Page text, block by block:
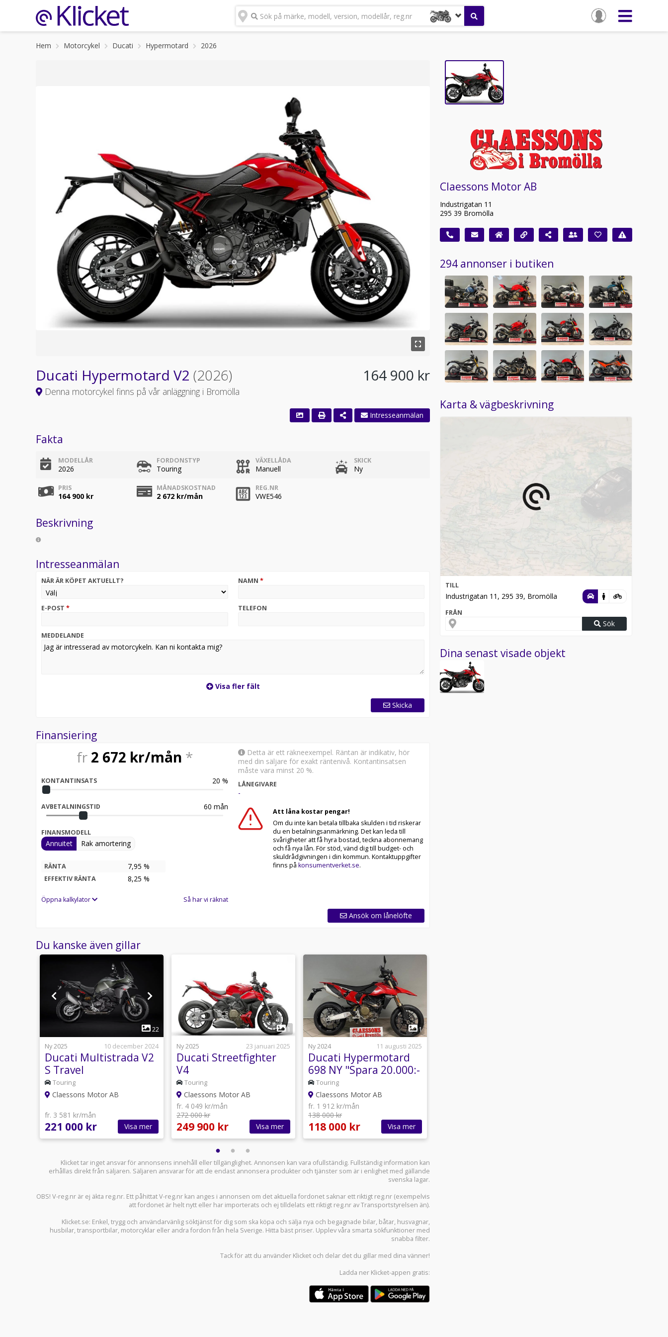
Sök på märke, modell, version, modellår, reg.nr
Hem Motorcykel Ducati Hypermotard 2026
Ducati Hypermotard V2 (2026)
Denna motorcykel finns på vår anläggning i Bromölla
164 900 kr
Fakta
MODELLÅR
2026
FORDONSTYP
Touring
VÄXELLÅDA
Manuell
SKICK
Ny
PRIS
164 900 kr
MÅNADSKOSTNAD
2 672 kr/mån
REG.NR
VWE546
Beskrivning
Intresseanmälan
NÄR ÄR KÖPET AKTUELLT? NAMN *
E-POST * TELEFON
MEDDELANDE
Visa fler fält
Skicka
Finansiering
fr 2 672 kr/mån *
KONTANTINSATS 20 %
AVBETALNINGSTID 60 mån
FINANSMODELL
Annuitet Rak amortering
RÄNTA 7,95 %
EFFEKTIV RÄNTA 8,25 %
Öppna kalkylator Så har vi räknat
Detta är ett räkneexempel. Räntan är indikativ, hör
med din säljare för exakt räntenivå. Kontantinsatsen
måste vara minst 20 %.
LÅNEGIVARE
-
Att låna kostar pengar!
Om du inte kan betala tillbaka skulden i tid riskerar
du en betalningsanmärkning. Det kan leda till
svårigheter att få hyra bostad, teckna abonnemang
och få nya lån. För stöd, vänd dig till budget- och
skuldrådgivningen i din kommun. Kontaktuppgifter
finns på konsumentverket.se.
Ansök om lånelöfte
Du kanske även gillar
22
Ny 2025
10 december 2024
Ducati Multistrada V2
S Travel
Touring
Claessons Motor AB
fr. 3 581 kr/mån
221 000 kr Visa mer
1
Ny 2025
23 januari 2025
Ducati Streetfighter
V4
Touring
Claessons Motor AB
fr. 4 049 kr/mån
272 000 kr
249 900 kr Visa mer
1
Ny 2024
11 augusti 2025
Ducati Hypermotard
698 NY "Spara 20.000:-
* Touring
Claessons Motor AB
fr. 1 912 kr/mån
138 000 kr
118 000 kr Visa mer
Klicket tar inget ansvar för annonsens innehåll eller tillgänglighet. Annonsen kan vara ofullständig. Fullständig information kan
erhållas direkt från säljaren. Säljaren ansvarar för att de endast annonsera produkter och tjänster som är i enlighet med gällande
svenska lagar.
OBS! V-reg.nr är ej äkta reg.nr. Ett påhittat V-reg.nr kan anges i annonsen om det aktuella fordonet saknar ett riktigt reg.nr (exempelvis
att fordonet är helt nytt eller har importerats och ej tilldelats ett riktigt reg.nr av Transportstyrelsen än).
Klicket.se: Enkel, trygg och användarvänlig söktjänst för dig som ska köpa och sälja nya och begagnade bilar, båtar, husvagnar,
husbilar,transportbilar, motorcyklar eller andra fordon från hela Sverige. Hitta bäst priser. Upplev våra smarta sökfunktioner med
snabba filter.
Tack för att du använder Klicket och delar det du gillar med dina vänner!
Ladda ner Klicket-appen gratis:
Claessons Motor AB
Industrigatan 11
295 39 Bromölla
294 annonser i butiken
Karta & vägbeskrivning
TILL
Industrigatan 11, 295 39, Bromölla
FRÅN
Sök
Dina senast visade objekt